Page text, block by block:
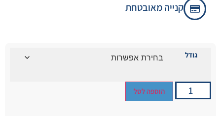
קנייה מאובטחת
גודל
הוספה לסל